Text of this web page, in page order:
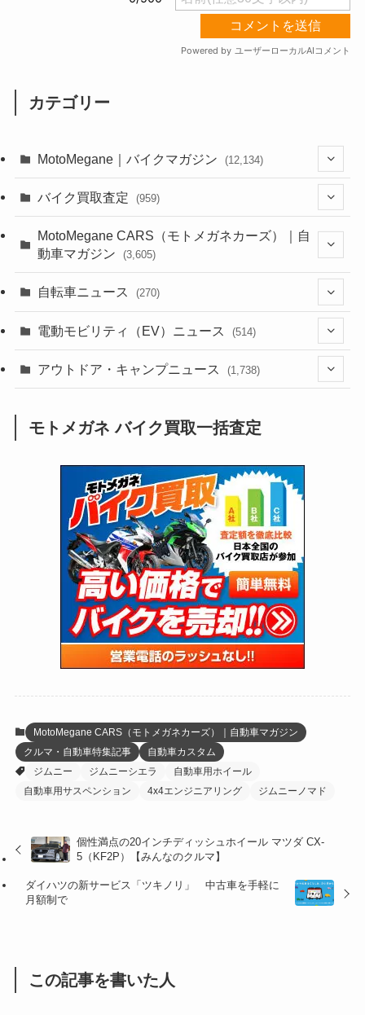
カテゴリー
MotoMegane｜バイクマガジン (12,134)
(44)
(638)
(118)
(60)
(31)
(51)
(34)
(5)
(12)
(63)
(109)
(252)
(38)
(24)
(16)
(25)
(24)
(47)
(15)
(5)
(249)
(64)
(16)
(62)
(4)
(6)
(17)
(5)
(27)
(32)
(306)
(6,957)
(2,473)
(249)
(1,226)
(12)
(131)
(38)
(131)
(167)
(85)
(21)
(61)
(171)
(98)
(13)
(60)
(274)
(171)
(38)
(47)
(59)
(41)
(36)
(1)
(1)
(66)
(16)
(141)
(255)
(204)
(1,141)
(166)
(23)
(33)
(34)
(35)
(41)
(415)
(16)
バイク買取査定 (959)
(352)
MotoMegane CARS（モトメガネカーズ）｜自
動車マガジン
(3,605)
(185)
(137)
(73)
(2,744)
(126)
(170)
自転車ニュース (270)
(54)
(211)
電動モビリティ（EV）ニュース (514)
(132)
(171)
(118)
(27)
アウトドア・キャンプニュース (1,738)
(1,605)
(147)
(13)
(19)
(12)
(16)
(4)
(8)
(1)
(55)
モトメガネ バイク買取一括査定
MotoMegane CARS（モトメガネカーズ）｜自動車マガジン
クルマ・自動車特集記事
自動車カスタム
ジムニー
ジムニーシエラ
自動車用ホイール
自動車用サスペンション
4x4エンジニアリング ジムニーノマド
個性満点の20インチディッシュホイール マツダ CX-
5（KF2P）【みんなのクルマ】
ダイハツの新サービス「ツキノリ」 中古車を手軽に
月額制で
この記事を書いた人